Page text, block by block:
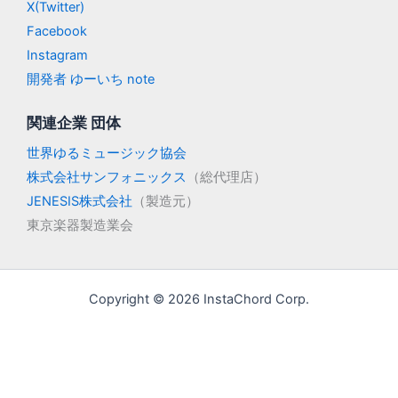
X(Twitter)
Facebook
Instagram
開発者 ゆーいち note
関連企業 団体
世界ゆるミュージック協会
株式会社サンフォニックス
（総代理店）
JENESIS株式会社 （製造元）
東京楽器製造業会
Copyright © 2026 InstaChord Corp.